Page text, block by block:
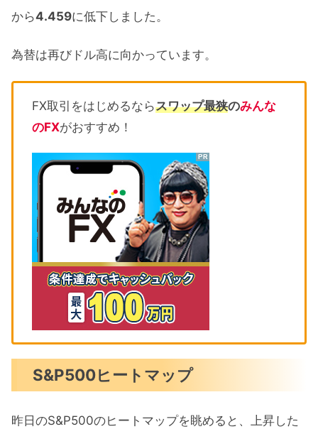
から4.459に低下しました。
為替は再びドル高に向かっています。
FX取引をはじめるならスワップ最狭のみんな
のFXがおすすめ！
S&P500ヒートマップ
昨日のS&P500のヒートマップを眺めると、上昇した